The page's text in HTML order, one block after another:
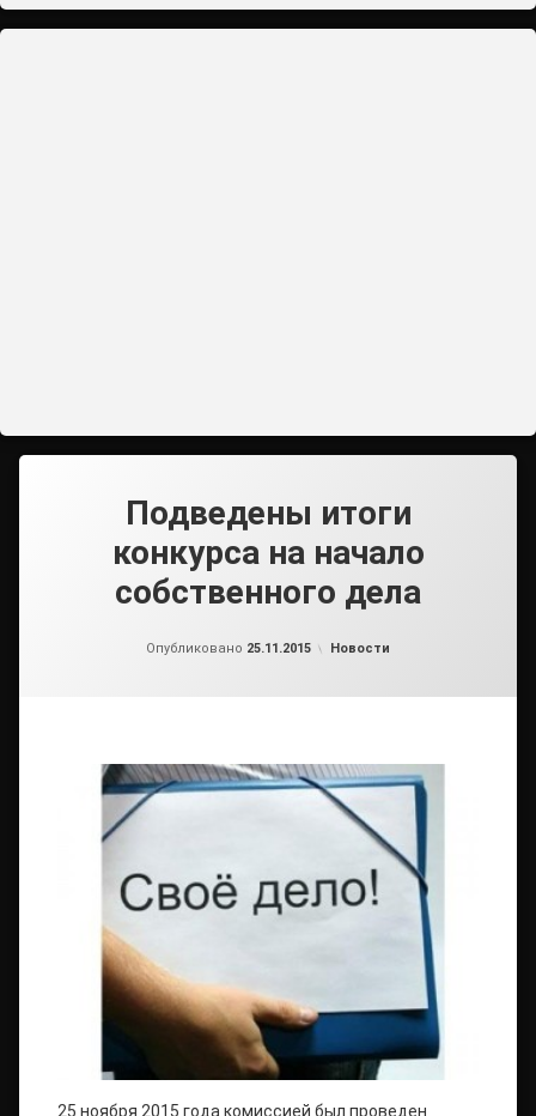
Подведены итоги
конкурса на начало
собственного дела
Опубликовано 25.11.2015 Рубрики:
Новости
25 ноября 2015 года комиссией был проведен